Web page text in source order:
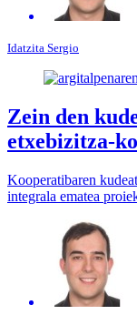
Idatzita Sergio
Zein den
etxebizitza-
Kooperatibaren
integrala ematea